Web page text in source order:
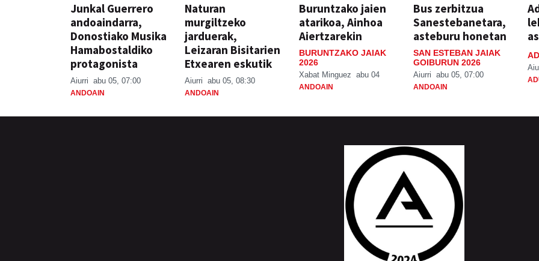
Junkal Guerrero
andoaindarra,
Donostiako Musika
Hamabostaldiko
protagonista
Aiurri abu 05, 07:00
ANDOAIN
Naturan
murgiltzeko
jarduerak,
Leizaran Bisitarien
Etxearen eskutik
Aiurri abu 05, 08:30
ANDOAIN
Buruntzako jaien
atarikoa, Ainhoa
Aiertzarekin
BURUNTZAKO JAIAK
2026
Xabat Minguez abu 04
ANDOAIN
Bus zerbitzua
Sanestebanetara,
asteburu honetan
SAN ESTEBAN JAIAK
GOIBURUN 2026
Aiurri abu 05, 07:00
ANDOAIN